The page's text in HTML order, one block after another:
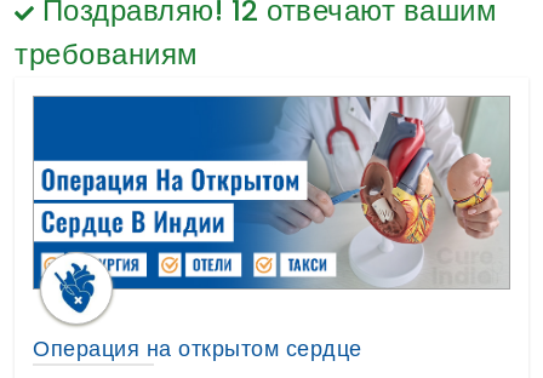
Общая Хирургия
Гименопластика
Омоложение влагалища или вагинопластика
Артроскопический Ремонт Вращающей
Артроскопическая Стабилизация Плеча
Интенсивно-модулированная лучевая
терапия
Хирургия липосакции
Подтяжка лица
Укрепление ягодиц
Подтяжка груди
Уменьшение груди
Поздравляю! 12 отвечают вашим
требованиям
Операция на открытом сердце